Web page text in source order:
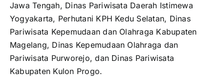
Jawa Tengah, Dinas Pariwisata Daerah Istimewa
Yogyakarta, Perhutani KPH Kedu Selatan, Dinas
Pariwisata Kepemudaan dan Olahraga Kabupaten
Magelang, Dinas Kepemudaan Olahraga dan
Pariwisata Purworejo, dan Dinas Pariwisata
Kabupaten Kulon Progo.